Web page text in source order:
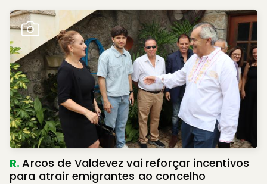
R.Arcos de Valdevez vai reforçar incentivos
para atrair emigrantes ao concelho